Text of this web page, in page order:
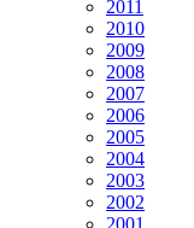
2011
2010
2009
2008
2007
2006
2005
2004
2003
2002
2001